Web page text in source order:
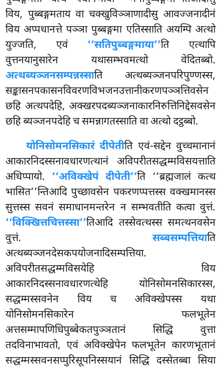
विय, पुब्बङ्गमताय वा चक्खुविञ्ञाणादीसु आवज्जनादीनं
विय अप्पधानत्ते पञ्ञा पुब्बङ्गमा एतिस्साति अयम्पि अत्थो
युज्जति, एवं ‘‘सतिपुब्बङ्गमाया’’ति एत्थापि
वुत्तनयानुसारेन यथासम्भवमत्थो वेदितब्बो.
अत्थब्यञ्जनसम्पन्नस्साति अत्थब्यञ्जनपरिपुण्णस्स,
सङ्कासनपकासनविवरणविभजनउत्तानीकरणपञ्ञत्तिवसेन
छहि अत्थपदेहि, अक्खरपदब्यञ्जनाकारनिरुत्तिनिद्देसवसेन
छहि ब्यञ्जनपदेहि च समन्नागतस्साति वा अत्थो दट्ठब्बो.
योनिसोमनसिकारं दीपेतीति एवं-सद्देन वुच्चमानानं
आकारनिदस्सनावधारणत्थानं अविपरीतसद्धम्मविसयत्ताति
अधिप्पायो. ‘‘अविक्खेपं दीपेती’’ति ‘‘ब्रह्मजालं कत्थ
भासित’’न्तिआदि पुच्छावसेन पकरणप्पत्तस्स वक्खमानस्स
सुत्तस्स सवनं समाधानमन्तरेन न सम्भवतीति कत्वा वुत्तं.
‘‘विक्खित्तचित्तस्सा’’तिआदि तस्सेवत्थस्स समत्थनवसेन
वुत्तं. सब्बसम्पत्तियाति
अत्थब्यञ्जनदेसकपयोजनादिसम्पत्तिया.
अविपरीतसद्धम्मविसयेहि विय
आकारनिदस्सनावधारणत्थेहि योनिसोमनसिकारस्स,
सद्धम्मस्सवनेन विय च अविक्खेपस्स यथा
योनिसोमनसिकारेन फलभूतेन
अत्तसम्मापणिधिपुब्बेकतपुञ्ञतानं सिद्धि वुत्ता
तदविनाभावतो, एवं अविक्खेपेन फलभूतेन कारणभूतानं
सद्धम्मस्सवनसप्पुरिसूपनिस्सयानं सिद्धि दस्सेतब्बा सिया